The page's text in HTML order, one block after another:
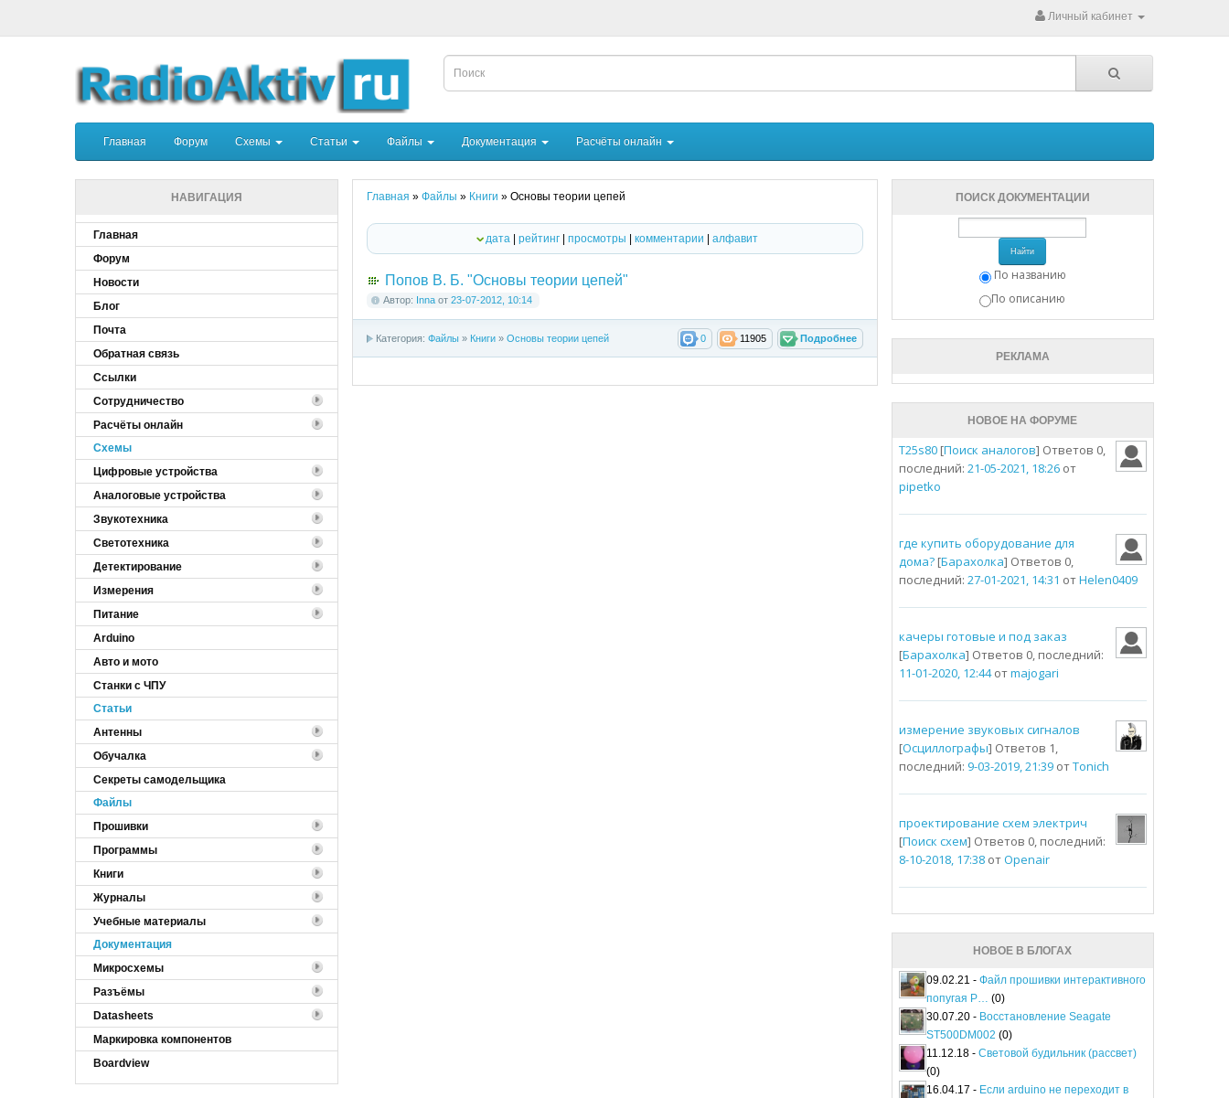
Личный кабинет
Главная Форум Схемы Статьи Файлы Документация Расчёты онлайн
НАВИГАЦИЯ
Главная
Форум
Новости
Блог
Почта
Обратная связь
Ссылки
Сотрудничество
Расчёты онлайн
Cхемы
Цифровые устройства
Аналоговые устройства
Звукотехника
Светотехника
Детектирование
Измерения
Питание
Arduino
Авто и мото
Станки с ЧПУ
Статьи
Антенны
Обучалка
Секреты самодельщика
Файлы
Прошивки
Программы
Книги
Журналы
Учебные материалы
Документация
Микросхемы
Разъёмы
Datasheets
Маркировка компонентов
Boardview
Главная » Файлы » Книги » Основы теории цепей
дата| рейтинг| просмотры комментарии алфавит
Попов В. Б. "Основы теории цепей"
Автор: Innaот 23-07-2012, 10:14
Подробнее
11905
0
Категория: Файлы» Книги» Основы теории цепей
ПОИСК ДОКУМЕНТАЦИИ
Найти
По названию
По описанию
РЕКЛАМА
НОВОЕ НА ФОРУМЕ
T25s80[Поиск аналогов] Ответов 0,
последний: 21-05-2021, 18:26от
pipetko
где купить оборудование для
дома?[Барахолка] Ответов 0,
последний: 27-01-2021, 14:31 отHelen0409
качеры готовые и под заказ
[Барахолка] Ответов 0, последний:
11-01-2020, 12:44отmajogari
измерение звуковых сигналов
[Осциллографы] Ответов 1,
последний: 9-03-2019, 21:39отTonich
проектирование схем электрич
[Поиск схем] Ответов 0, последний:
8-10-2018, 17:38отOpenair
НОВОЕ В БЛОГАХ
09.02.21 - Файл прошивки интерактивного
попугая P… (0)
30.07.20 - Восстановление Seagate
ST500DM002 (0)
11.12.18 - Световой будильник (рассвет)
(0)
16.04.17 - Если arduino не переходит в